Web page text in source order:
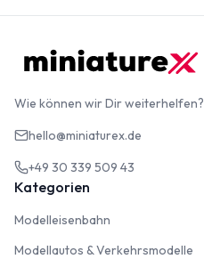
Wie können wir Dir weiterhelfen?
hello@miniaturex.de
+49 30 339 509 43
Kategorien
Modelleisenbahn
Modellautos & Verkehrsmodelle